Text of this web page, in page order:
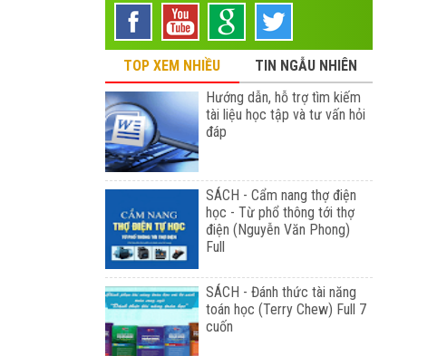
TOP XEM NHIỀU
TIN NGẪU NHIÊN
Hướng dẫn, hỗ trợ tìm kiếm
tài liệu học tập và tư vấn hỏi
đáp
SÁCH - Cẩm nang thợ điện
học - Từ phổ thông tới thợ
điện (Nguyễn Văn Phong)
Full
SÁCH - Đánh thức tài năng
toán học (Terry Chew) Full 7
cuốn